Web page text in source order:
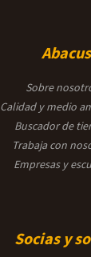
Abacus
Sobre
Calidad y medio
Buscador de
Trabaja con
Empresas y
Socias y